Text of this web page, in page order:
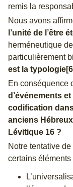
remis la
Nous avons
l’unité de l’être
herméneutique
particulièrement
est la
En conséquence
d’événements
codification
anciens
Lévitique 16 ?
Notre tentative
certains éléments